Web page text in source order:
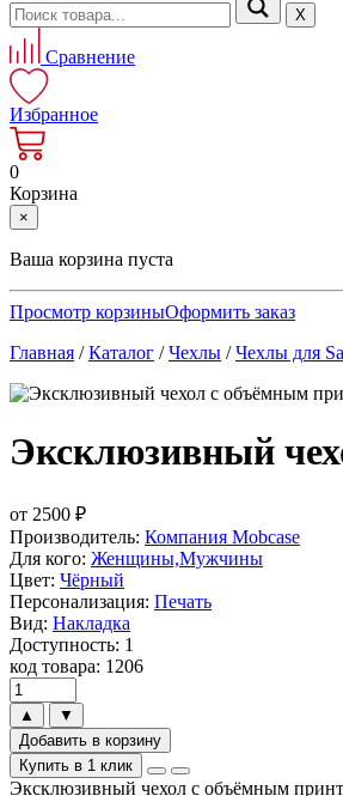
Х
Сравнение
Избранное
0
Корзина
×
Ваша корзина пуста
Просмотр корзиныОформить заказ
Главная /Каталог /Чехлы /Чехлы для
Эксклюзивный
от 2500 ₽
Производитель: Компания Mobcase
Для кого: Женщины,Мужчины
Цвет: Чёрный
Персонализация: Печать
Вид: Накладка
Доступность: 1
код товара: 1206
▲
▼
Добавить в корзину
Купить в 1 клик
Эксклюзивный чехол с объёмным